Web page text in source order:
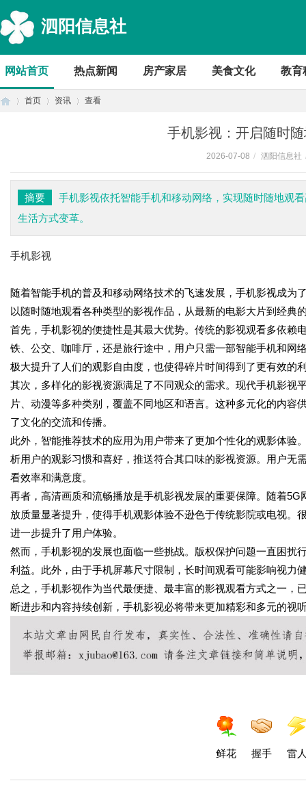
泗阳信息社
网站首页 热点新闻 房产家居 美食文化 教育
首页 资讯 查看
手机影视：开启随时
2026-07-08 / 泗阳信息社
摘要
手机影视依托智能手机和移动网络，实现随时随地观
生活方式变革。
手机影视
随着智能手机的普及和移动网络技术的飞速发展，手机影视成
以随时随地观看各种类型的影视作品，从最新的电影大片到经典
首先，手机影视的便捷性是其最大优势。传统的影视观看多依赖
铁、公交、咖啡厅，还是旅行途中，用户只需一部智能手机和网
极大提升了人们的观影自由度，也使得碎片时间得到了更有效的
其次，多样化的影视资源满足了不同观众的需求。现代手机影视
片、动漫等多种类别，覆盖不同地区和语言。这种多元化的内
了文化的交流和传播。
此外，智能推荐技术的应用为用户带来了更加个性化的观影体
析用户的观影习惯和喜好，推送符合其口味的影视资源。用户无
看效率和满意度。
再者，高清画质和流畅播放是手机影视发展的重要保障。随着
放质量显著提升，使得手机观影体验不逊色于传统影院或电视
进一步提升了用户体验。
然而，手机影视的发展也面临一些挑战。版权保护问题一直困扰
利益。此外，由于手机屏幕尺寸限制，长时间观看可能影响视力
总之，手机影视作为当代最便捷、最丰富的影视观看方式之一
断进步和内容持续创新，手机影视必将带来更加精彩和多元的视
鲜花 握手 雷